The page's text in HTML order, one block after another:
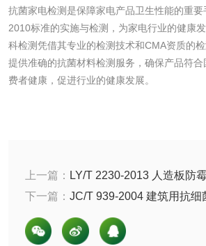
抗菌家电检测是保障家电产品卫生性能的重
2010标准的实施与检测，为家电行业的健康
科检测凭借其专业的检测技术和CMA资质的
提供准确的抗菌材料检测服务，确保产品符
费者健康，促进行业的健康发展。
上一篇： LY/T 2230-2013 人造板防
测，试验方法和评价标准有哪些？
下一篇： JC/T 939-2004 建筑用抗细
性能检测，试验方法和评价方法有哪
水处理剂
水处理药剂检测
碳酸钙检测
活性炭